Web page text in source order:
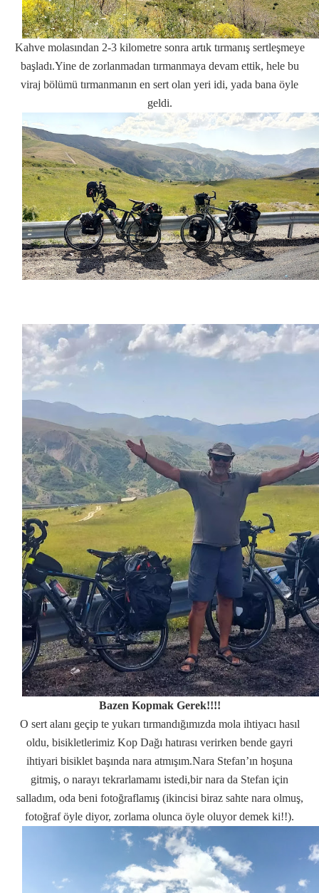
Kahve molasından 2-3 kilometre sonra artık tırmanış sertleşmeye
başladı.Yine de zorlanmadan tırmanmaya devam ettik, hele bu
viraj bölümü tırmanmanın en sert olan yeri idi, yada bana öyle
geldi.
Bazen Kopmak Gerek!!!!
O sert alanı geçip te yukarı tırmandığımızda mola ihtiyacı hasıl
oldu, bisikletlerimiz Kop Dağı hatırası verirken bende gayri
ihtiyari bisiklet başında nara atmışım.Nara Stefan’ın hoşuna
gitmiş, o narayı tekrarlamamı istedi,bir nara da Stefan için
salladım, oda beni fotoğraflamış (ikincisi biraz sahte nara olmuş,
fotoğraf öyle diyor, zorlama olunca öyle oluyor demek ki!!).